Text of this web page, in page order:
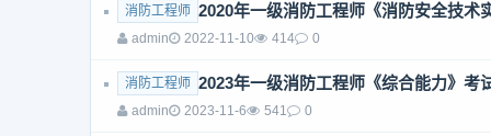
消防工程师 2020年一级消防工程师《消防安全技术
admin 2022-11-10 414 0
消防工程师 2023年一级消防工程师《综合能力》考
admin 2023-11-6 541 0